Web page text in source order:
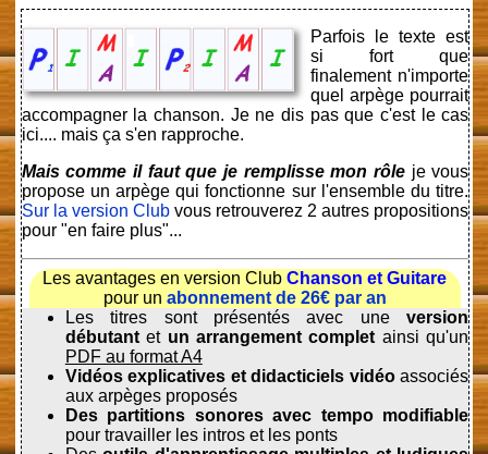
Parfois le texte est
si fort que
finalement n'importe
quel arpège pourrait
accompagner la chanson. Je ne dis pas que c'est le cas
ici.... mais ça s'en rapproche.
Mais comme il faut que je remplisse mon rôleje vous
propose un arpège qui fonctionne sur l'ensemble du titre.
Sur la version Clubvous retrouverez 2 autres propositions
pour "en faire plus"...
Les avantages en version ClubChanson et Guitare
pour un abonnement de 26€ par an
Les titres sont présentés avec uneversion
débutantet un arrangement complet ainsi qu'un
PDF au format A4
Vidéos explicatives et didacticiels vidéoassociés
aux arpèges proposés
Des partitions sonores avec tempo modifiable
pour travailler les intros et les ponts